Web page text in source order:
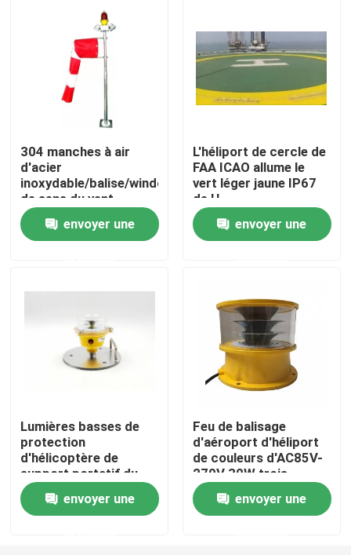
Demandez une citation
lumière d'obstruction d'aviation
Lumière d'obstruction actionnée solaire
Lumière d'obstruction d'avions
Projecteurs d'atterrissage d'héliport
Marine Lantern Light
Lumières actionnées solaires de mouvement
Lumières de piste de roulement d'aéroport
Contrôleur de lumière d'obstruction
304 manches à air
d'acier
inoxydable/balise/windcone
de sens du vent
envoyer une
L'héliport de cercle de
FAA ICAO allume le
vert léger jaune IP67
de H
envoyer une
Lumières basses de
protection
d'hélicoptère de
support portatif du
SUS 304
envoyer une
Feu de balisage
d'aéroport d'héliport
de couleurs d'AC85V-
270V 30W trois
envoyer une